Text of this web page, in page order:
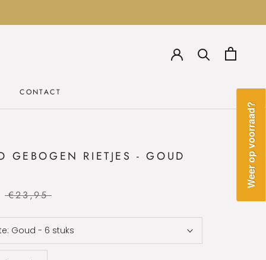
CONTACT
GEBOGEN RIETJES - GOUD
€23,95
Goud - 6 stuks
Weer op voorraad?